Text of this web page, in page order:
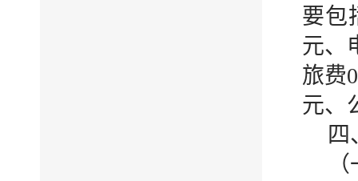
要包
元、
旅费
元、
四